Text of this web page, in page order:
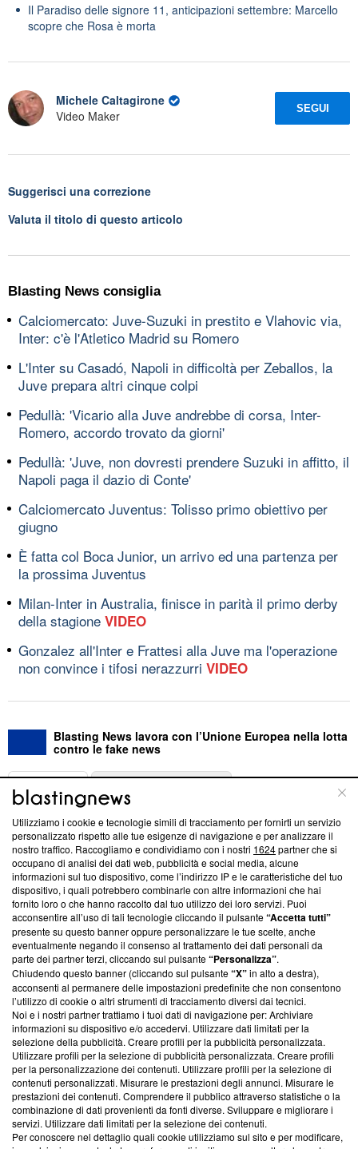
Il Paradiso delle signore 11, anticipazioni settembre: Marcello
scopre che Rosa è morta
Michele Caltagirone
Video Maker
SEGUI
Suggerisci una correzione
Valuta il titolo di questo articolo
Blasting News consiglia
Calciomercato: Juve-Suzuki in prestito e Vlahovic via,
Inter: c'è l'Atletico Madrid su Romero
L'Inter su Casadó, Napoli in difficoltà per Zeballos, la
Juve prepara altri cinque colpi
Pedullà: 'Vicario alla Juve andrebbe di corsa, Inter-
Romero, accordo trovato da giorni'
Pedullà: 'Juve, non dovresti prendere Suzuki in affitto, il
Napoli paga il dazio di Conte'
Calciomercato Juventus: Tolisso primo obiettivo per
giugno
È fatta col Boca Junior, un arrivo ed una partenza per
la prossima Juventus
Milan-Inter in Australia, finisce in parità il primo derby
della stagione VIDEO
Gonzalez all'Inter e Frattesi alla Juve ma l'operazione
non convince i tifosi nerazzurri VIDEO
Blasting News lavora con l’Unione Europea nella lotta
contro le fake news
ABOUT
Questa sezione offre informazioni trasparenti su Blasting
News, sui nostri processi editoriali e su come ci impegniamo a
creare news di qualità. Inoltre, afferma la nostra aderenza a
‘Trust Project - News with Integrity’Blasting News non è
ancora membro del programma, ma ha richiesto di farne
parte; Trust Project non ha ancora effettuato una verifica di
conformità agli standard.
Su di noi
Team editoriale
Corporate
Redazione
Informativa Privacy
Cookie Policy
Blasting SA, IDI CHE-247.845.224, Via Carlo Frasca, 3 - 6900
Utilizziamo i cookie e tecnologie simili di tracciamento per fornirti un servizio
personalizzato rispetto alle tue esigenze di navigazione e per analizzare il
nostro traffico. Raccogliamo e condividiamo con i nostri 1624partner che si
occupano di analisi dei dati web, pubblicità e social media, alcune
informazioni sul tuo dispositivo, come l’indirizzo IP e le caratteristiche del tuo
dispositivo, i quali potrebbero combinarle con altre informazioni che hai
fornito loro o che hanno raccolto dal tuo utilizzo dei loro servizi. Puoi
acconsentire all’uso di tali tecnologie cliccando il pulsante“Accetta tutti”
presente su questo banner oppure personalizzare le tue scelte, anche
eventualmente negando il consenso al trattamento dei dati personali da
parte dei partner terzi, cliccando sul pulsante“Personalizza”.
Chiudendo questo banner (cliccando sul pulsante“X”in alto a destra),
acconsenti al permanere delle impostazioni predefinite che non consentono
l’utilizzo di cookie o altri strumenti di tracciamento diversi dai tecnici.
Noi e i nostri partner trattiamo i tuoi dati di navigazione per: Archiviare
informazioni su dispositivo e/o accedervi. Utilizzare dati limitati per la
selezione della pubblicità. Creare profili per la pubblicità personalizzata.
Utilizzare profili per la selezione di pubblicità personalizzata. Creare profili
per la personalizzazione dei contenuti. Utilizzare profili per la selezione di
contenuti personalizzati. Misurare le prestazioni degli annunci. Misurare le
prestazioni dei contenuti. Comprendere il pubblico attraverso statistiche o la
combinazione di dati provenienti da fonti diverse. Sviluppare e migliorare i
servizi. Utilizzare dati limitati per la selezione dei contenuti.
Per conoscere nel dettaglio quali cookie utilizziamo sul sito e per modificare,